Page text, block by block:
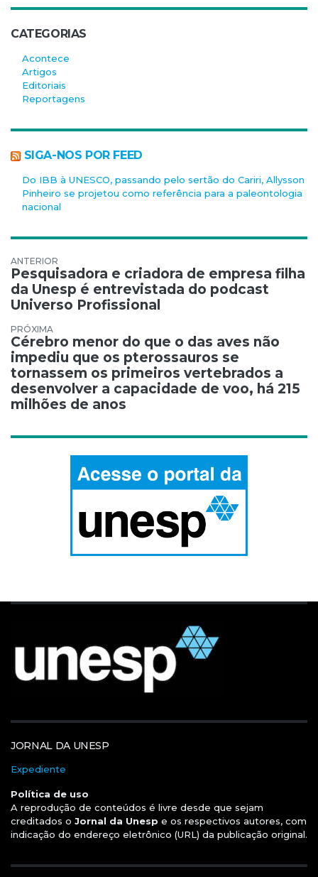
CATEGORIAS
Acontece
Artigos
Editoriais
Reportagens
SIGA-NOS POR FEED
Do IBB à UNESCO, passando pelo sertão do Cariri, Allysson
Pinheiro se projetou como referência para a paleontologia
nacional
Navegação de Post
Pesquisadora e criadora de empresa filha
da Unesp é entrevistada do podcast
Universo Profissional
Cérebro menor do que o das aves não
impediu que os pterossauros se
tornassem os primeiros vertebrados a
desenvolver a capacidade de voo, há 215
milhões de anos
JORNAL DA UNESP
Expediente
Política de uso
A reprodução de conteúdos é livre desde que sejam
creditados o Jornal da Unesp e os respectivos autores, com
indicação do endereço eletrônico (URL) da publicação original.